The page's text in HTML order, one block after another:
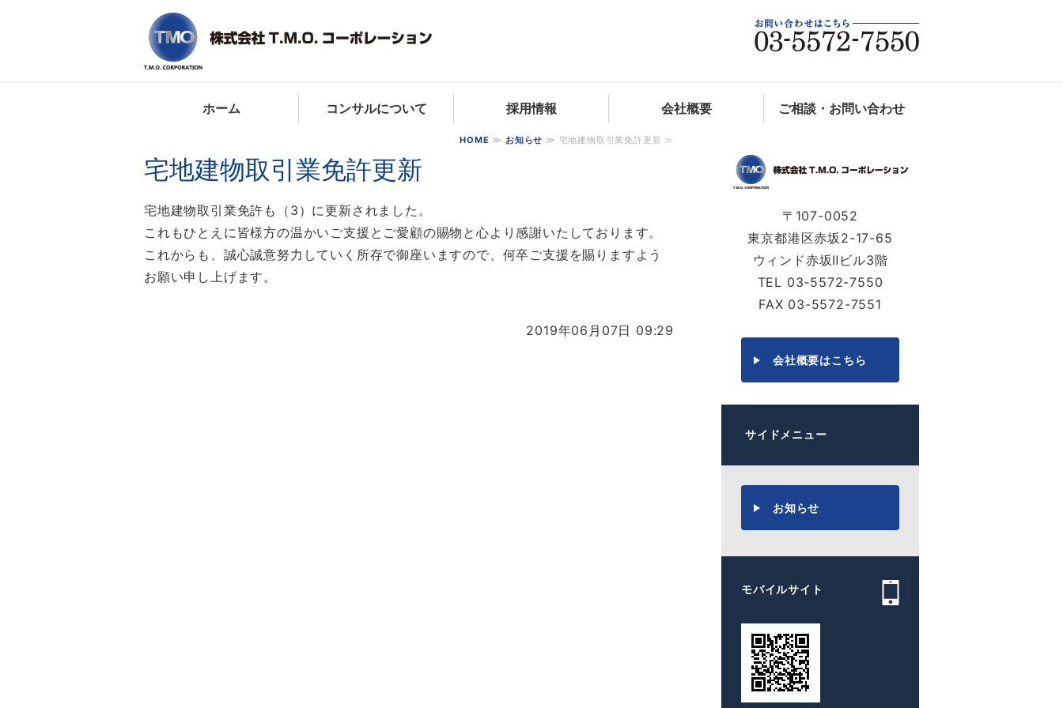
東京都内の不動産販売コンサルティング｜株式会社T.M.O.
ホーム コンサルについて 採用情報 会社概要 ご相談・お問い合わせ
HOME ≫ お知らせ ≫ 宅地建物取引業免許更新 ≫
宅地建物取引業免許更新
宅地建物取引業免許も（3）に更新されました。
これもひとえに皆様方の温かいご支援とご愛顧の賜物と心より感謝いたしております。
これからも、誠心誠意努力していく所存で御座いますので、何卒ご支援を賜りますよう
お願い申し上げます。
2019年06月07日 09:29
〒107-0052
東京都港区赤坂2-17-65
ウィンド赤坂Ⅱビル3階
TEL 03-5572-7550
FAX 03-5572-7551
会社概要はこちら
サイドメニュー
お知らせ
モバイルサイト